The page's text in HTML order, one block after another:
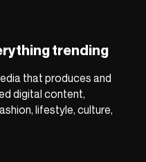
trending
that produces and
digital content,
lifestyle, culture,